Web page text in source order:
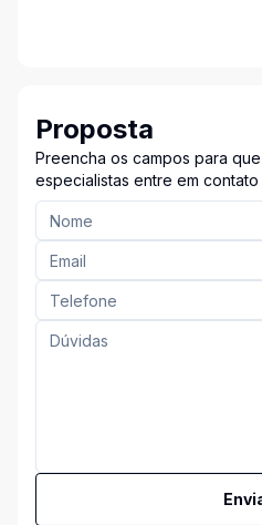
Proposta
Preencha os campos para
especialistas entre em contato